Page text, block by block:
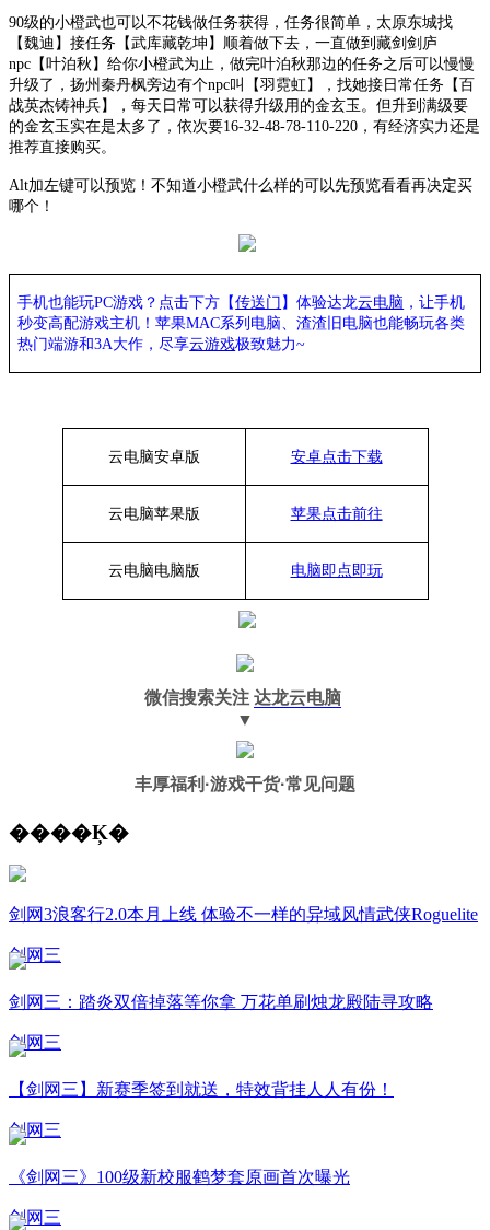
90级的小橙武也可以不花钱做任务获得，任务很简单，太原东城找
【魏迪】接任务【武库藏乾坤】顺着做下去，一直做到藏剑剑庐
npc【叶泊秋】给你小橙武为止，做完叶泊秋那边的任务之后可以慢慢
升级了，扬州秦丹枫旁边有个npc叫【羽霓虹】，找她接日常任务【百
战英杰铸神兵】，每天日常可以获得升级用的金玄玉。但升到满级要
的金玄玉实在是太多了，依次要16-32-48-78-110-220，有经济实力还是
推荐直接购买。
Alt加左键可以预览！不知道小橙武什么样的可以先预览看看再决定买
哪个！
手机也能玩PC游戏？点击下方【传送门 】体验达龙云电脑 ，让手机
秒变高配游戏主机 ！苹果MAC系列电脑、渣渣旧电脑也能畅玩各类
热门端游和3A大作， 尽享云游戏极致魅力~
云电脑安卓版 安卓点击下载
云电脑苹果版 苹果点击前往
云电脑电脑版 电脑即点即玩
微信搜索关注 达龙云电脑
▼
丰厚福利 ·游戏干货·常见问题
����Ķ�
剑网3浪客行2.0本月上线 体验不一样的异域风情武侠Roguelite
剑网三
剑网三：踏炎双倍掉落等你拿 万花单刷烛龙殿陆寻攻略
剑网三
【剑网三】新赛季签到就送，特效背挂人人有份！
剑网三
《剑网三》100级新校服鹤梦套原画首次曝光
剑网三